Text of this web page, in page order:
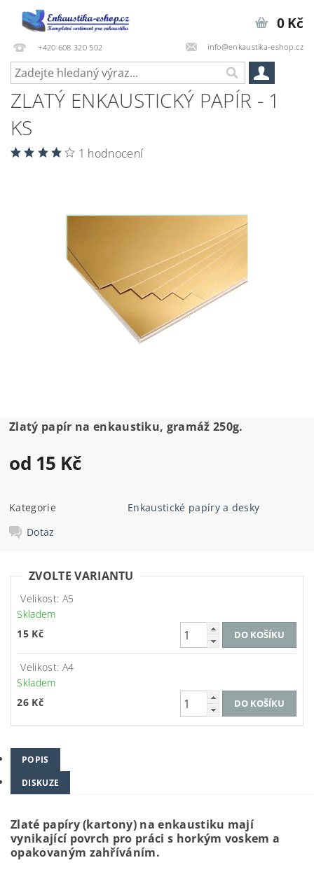
+420 608 320 502 info@enkaustika-eshop.cz
0 Kč
ZLATÝ ENKAUSTICKÝ PAPÍR - 1
KS
1 hodnocení
Zlatý papír na enkaustiku, gramáž 250g.
od 15 Kč
Kategorie
Enkaustické papíry a desky
Dotaz
ZVOLTE VARIANTU
Velikost: A5
Skladem
15 Kč
Velikost: A4
Skladem
26 Kč
POPIS
DISKUZE
Zlaté papíry (kartony) na enkaustiku mají
vynikající povrch pro práci s horkým voskem a
opakovaným zahříváním.